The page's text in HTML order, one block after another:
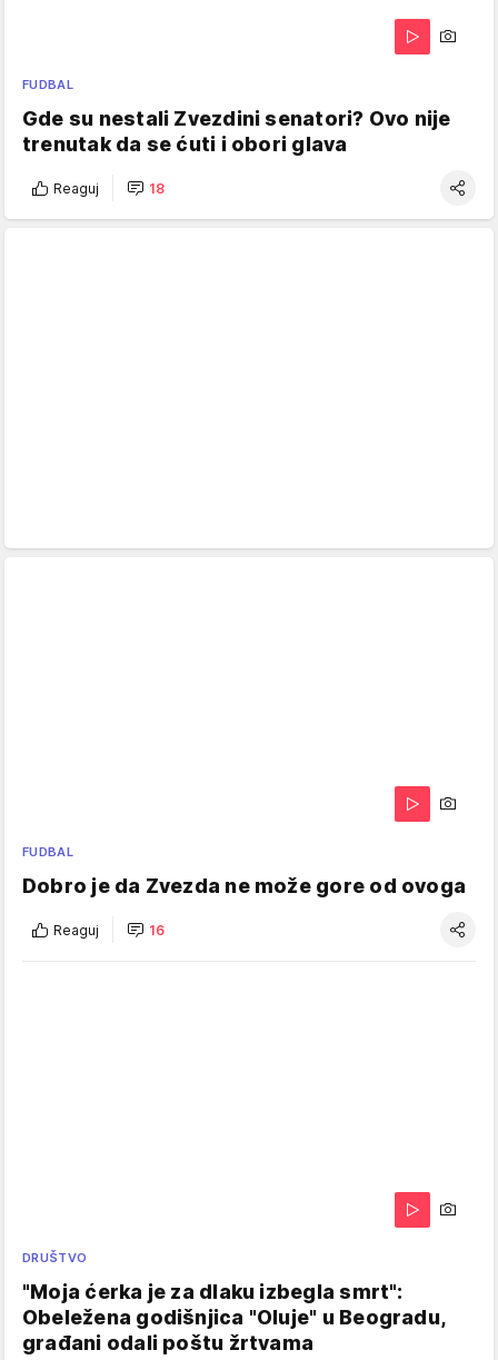
FUDBAL
Gde su nestali Zvezdini senatori? Ovo nije
trenutak da se ćuti i obori glava
Reaguj 18
FUDBAL
Dobro je da Zvezda ne može gore od ovoga
Reaguj 16
DRUŠTVO
"Moja ćerka je za dlaku izbegla smrt":
Obeležena godišnjica "Oluje" u Beogradu,
građani odali poštu žrtvama